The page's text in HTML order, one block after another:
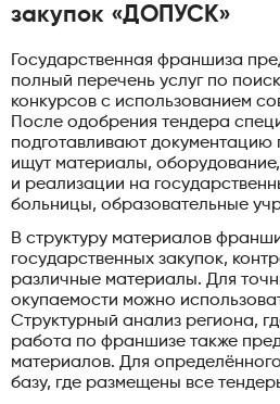
закупок «ДОПУСК»
Государственная франшиза
полный перечень услуг по
конкурсов с использованием
После одобрения тендера
подготавливают документацию
ищут материалы,
и реализации на
больницы, образовательные
В структуру материалов
государственных закупок,
различные материалы. Для
окупаемости можно
Структурный анализ региона,
работа по франшизе также
материалов. Для
базу, где размещены все